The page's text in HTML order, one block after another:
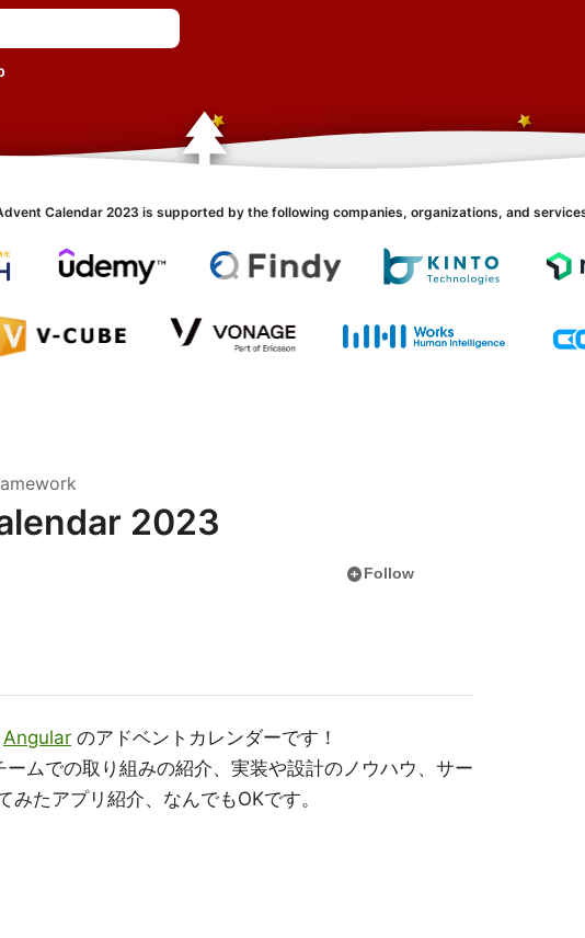
Calendar 2023 is supported by the following companies, organizations, and
2023
add_circleFollow
Angular のアドベントカレンダーです！
ムでの取り組みの紹介、実装や設計のノウハウ、サー
みたアプリ紹介、なんでもOKです。